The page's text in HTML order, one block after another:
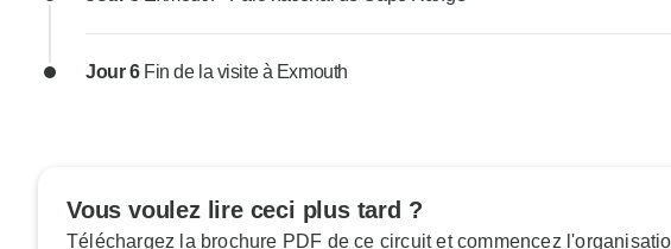
Jour 6 Fin de la visite à Exmouth
Vous voulez lire ceci plus tard ?
Téléchargez la brochure PDF de ce circuit et commencez